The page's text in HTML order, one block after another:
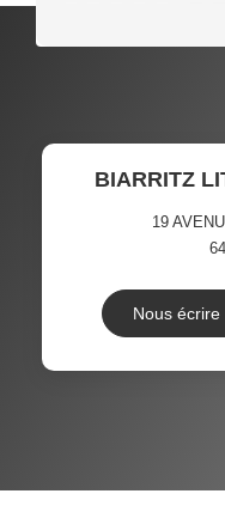
BIARRITZ
19
Nous écrire